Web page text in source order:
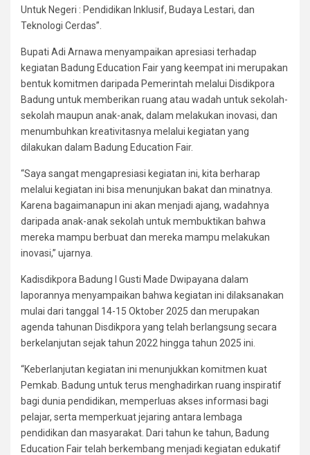
Untuk Negeri : Pendidikan Inklusif, Budaya Lestari, dan
Teknologi Cerdas”.
Bupati Adi Arnawa menyampaikan apresiasi terhadap
kegiatan Badung Education Fair yang keempat ini merupakan
bentuk komitmen daripada Pemerintah melalui Disdikpora
Badung untuk memberikan ruang atau wadah untuk sekolah-
sekolah maupun anak-anak, dalam melakukan inovasi, dan
menumbuhkan kreativitasnya melalui kegiatan yang
dilakukan dalam Badung Education Fair.
“Saya sangat mengapresiasi kegiatan ini, kita berharap
melalui kegiatan ini bisa menunjukan bakat dan minatnya.
Karena bagaimanapun ini akan menjadi ajang, wadahnya
daripada anak-anak sekolah untuk membuktikan bahwa
mereka mampu berbuat dan mereka mampu melakukan
inovasi,” ujarnya.
Kadisdikpora Badung I Gusti Made Dwipayana dalam
laporannya menyampaikan bahwa kegiatan ini dilaksanakan
mulai dari tanggal 14-15 Oktober 2025 dan merupakan
agenda tahunan Disdikpora yang telah berlangsung secara
berkelanjutan sejak tahun 2022 hingga tahun 2025 ini.
“Keberlanjutan kegiatan ini menunjukkan komitmen kuat
Pemkab. Badung untuk terus menghadirkan ruang inspiratif
bagi dunia pendidikan, memperluas akses informasi bagi
pelajar, serta memperkuat jejaring antara lembaga
pendidikan dan masyarakat. Dari tahun ke tahun, Badung
Education Fair telah berkembang menjadi kegiatan edukatif